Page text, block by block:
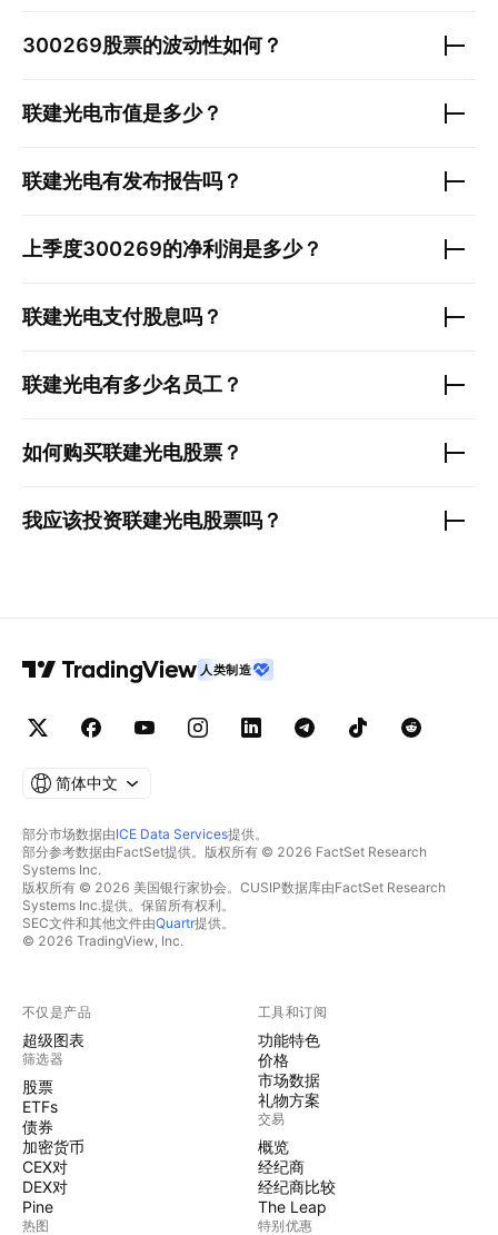
300269股票的波动性如何？
联建光电市值是多少？
联建光电有发布报告吗？
上季度300269的净利润是多少？
联建光电支付股息吗？
联建光电有多少名员工？
如何购买联建光电股票？
我应该投资联建光电股票吗？
人类制造
简体中文
部分市场数据由ICE Data Services提供。
部分参考数据由FactSet提供。版权所有 © 2026 FactSet Research
Systems Inc.
版权所有 © 2026 美国银行家协会。CUSIP数据库由FactSet Research
Systems Inc.提供。保留所有权利。
SEC文件和其他文件由Quartr提供。
© 2026 TradingView, Inc.
不仅是产品
超级图表
筛选器
股票
ETFs
债券
加密货币
CEX对
DEX对
Pine
热图
工具和订阅
功能特色
价格
市场数据
礼物方案
交易
概览
经纪商
经纪商比较
The Leap
特别优惠